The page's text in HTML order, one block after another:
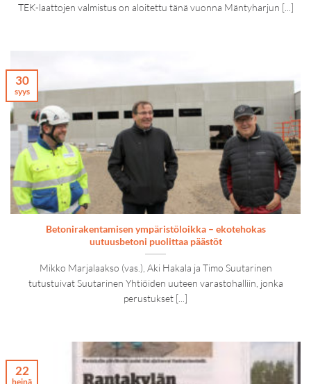
TEK-laattojen valmistus on aloitettu tänä vuonna Mäntyharjun [...]
Betonirakentamisen ympäristöloikka – ekotehokas
uutuusbetoni puolittaa päästöt
Mikko Marjalaakso (vas.), Aki Hakala ja Timo Suutarinen
tutustuivat Suutarinen Yhtiöiden uuteen varastohalliin, jonka
perustukset [...]
30
syys
22
heinä